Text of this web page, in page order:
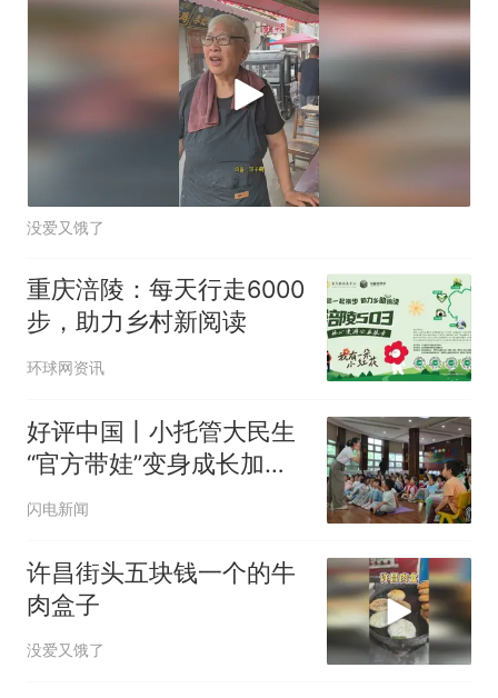
没爱又饿了
重庆涪陵：每天行走6000
步，助力乡村新阅读
环球网资讯
好评中国丨小托管大民生
“官方带娃”变身成长加油
站
闪电新闻
许昌街头五块钱一个的牛
肉盒子
没爱又饿了